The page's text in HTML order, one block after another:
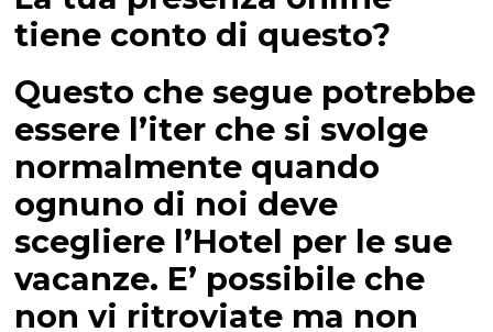
tiene conto di questo?
Questo che segue potrebbe
essere l’iter che si svolge
normalmente quando
ognuno di noi deve
scegliere l’Hotel per le sue
vacanze. E’ possibile che
non vi ritroviate ma non